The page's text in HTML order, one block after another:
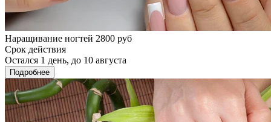
Наращивание ногтей 2800 руб
Срок действия
Остался 1 день, до 10 августа
Подробнее